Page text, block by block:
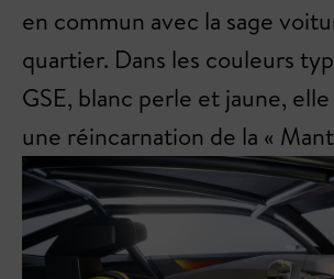
en commun avec la sage
quartier. Dans les couleurs
GSE, blanc perle et jaune,
une réincarnation de la «